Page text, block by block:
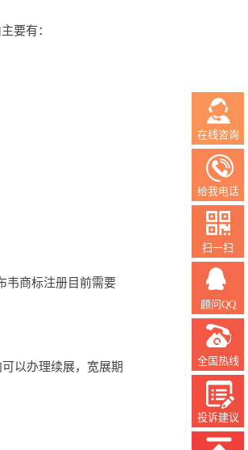
要有：
商标注册目前需要
以办理续展，宽展期
在线咨询
给我电话
扫一扫
顾问QQ
全国热线
投诉建议